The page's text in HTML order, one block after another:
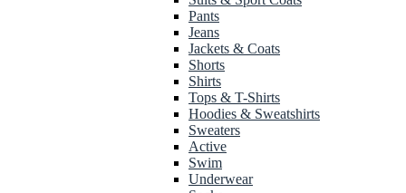
Pants
Jeans
Jackets & Coats
Shorts
Shirts
Tops & T-Shirts
Hoodies & Sweatshirts
Sweaters
Active
Swim
Underwear